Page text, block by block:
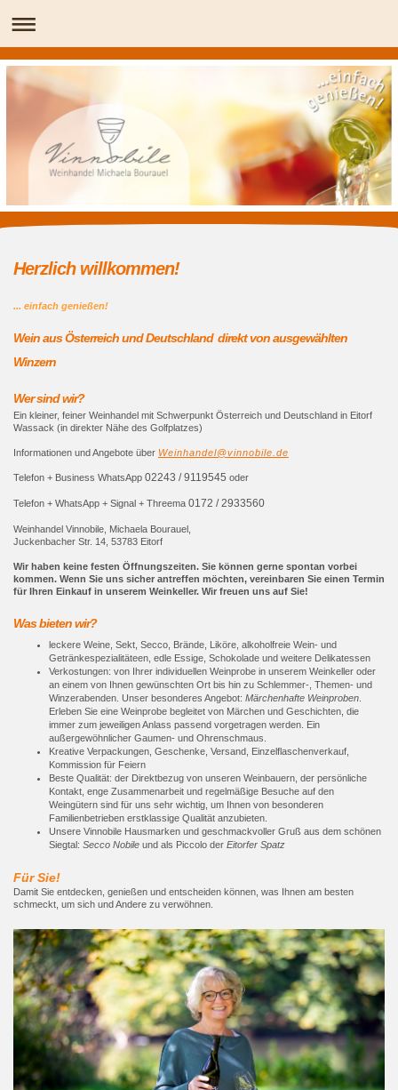
Herzlich willkommen!
... einfach genießen!
Wein aus Österreich und Deutschland direkt von ausgewählten
Winzern
Wer sind wir?
Ein kleiner, feiner Weinhandel mit Schwerpunkt Österreich und Deutschland in Eitorf
Wassack (in direkter Nähe des Golfplatzes)
Informationen und Angebote über Weinhandel@vinnobile.de
Telefon + Business WhatsApp 02243 / 9119545 oder
Telefon + WhatsApp + Signal + Threema 0172 / 2933560
Weinhandel Vinnobile, Michaela Bourauel,
Juckenbacher Str. 14, 53783 Eitorf
Wir haben keine festen Öffnungszeiten. Sie können gerne spontan vorbei
kommen. Wenn Sie uns sicher antreffen möchten, vereinbaren Sie einen Termin
für Ihren Einkauf in unserem Weinkeller. Wir freuen uns auf Sie!
Was bieten wir?
leckere Weine, Sekt, Secco, Brände, Liköre, alkoholfreie Wein- und
Getränkespezialitäteen, edle Essige, Schokolade und weitere Delikatessen
Verkostungen: von Ihrer individuellen Weinprobe in unserem Weinkeller oder
an einem von Ihnen gewünschten Ort bis hin zu Schlemmer-, Themen- und
Winzerabenden. Unser besonderes Angebot: Märchenhafte Weinproben
Erleben Sie eine Weinprobe begleitet von Märchen und Geschichten, die
immer zum jeweiligen Anlass passend vorgetragen werden. Ein
außergewöhnlicher Gaumen- und Ohrenschmaus.
Kreative Verpackungen, Geschenke, Versand, Einzelflaschenverkauf,
Kommission für Feiern
Beste Qualität: der Direktbezug von unseren Weinbauern, der persönliche
Kontakt, enge Zusammenarbeit und regelmäßige Besuche auf den
Weingütern sind für uns sehr wichtig, um Ihnen von besonderen
Familienbetrieben erstklassige Qualität anzubieten.
Unsere Vinnobile Hausmarken und geschmackvoller Gruß aus dem schönen
Siegtal: Secco Nobile und als Piccolo der Eitorfer Spatz
Für Sie!
Damit Sie entdecken, genießen und entscheiden können, was Ihnen am besten
schmeckt, um sich und Andere zu verwöhnen.